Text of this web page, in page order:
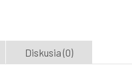
Diskusia (0)